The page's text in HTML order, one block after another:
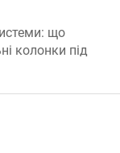
що
колонки під